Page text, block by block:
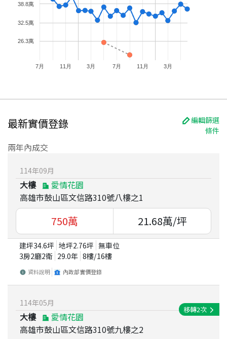
7月 11月 3月 7月 11月 3月
26.3萬
32.5萬
38.8萬
最新實價登錄
編輯篩選
條件
兩年內成交
114年09月
大樓
愛情花園
高雄市鼓山區文信路310號八樓之1
750萬 21.68萬/坪
建坪34.6坪 地坪2.76坪 無車位
3房2廳2衛 29.0年 8樓/16樓
資料說明 內政部實價登錄
114年05月
大樓
愛情花園
高雄市鼓山區文信路310號九樓之2
移轉2次